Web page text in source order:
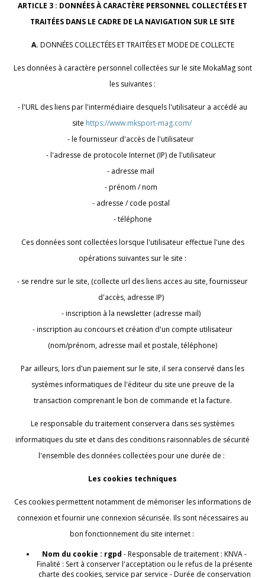
ARTICLE 3 : DONNÉES À CARACTÈRE PERSONNEL COLLECTÉES ET
TRAITÉES DANS LE CADRE DE LA NAVIGATION SUR LE SITE
A. DONNÉES COLLECTÉES ET TRAITÉES ET MODE DE COLLECTE
Les données à caractère personnel collectées sur le site MokaMag sont
les suivantes :
- l'URL des liens par l'intermédiaire desquels l'utilisateur a accédé au
site https://www.mksport-mag.com/
- le fournisseur d'accès de l'utilisateur
- l'adresse de protocole Internet (IP) de l'utilisateur
- adresse mail
- prénom / nom
- adresse / code postal
- téléphone
Ces données sont collectées lorsque l'utilisateur effectue l'une des
opérations suivantes sur le site :
- se rendre sur le site, (collecte url des liens acces au site, fournisseur
d'accès, adresse IP)
- inscription à la newsletter (adresse mail)
- inscription au concours et création d'un compte utilisateur
(nom/prénom, adresse mail et postale, téléphone)
Par ailleurs, lors d'un paiement sur le site, il sera conservé dans les
systèmes informatiques de l'éditeur du site une preuve de la
transaction comprenant le bon de commande et la facture.
Le responsable du traitement conservera dans ses systèmes
informatiques du site et dans des conditions raisonnables de sécurité
l'ensemble des données collectées pour une durée de :
Les cookies techniques
Ces cookies permettent notamment de mémoriser les informations de
connexion et fournir une connexion sécurisée. Ils sont nécessaires au
bon fonctionnement du site internet :
Nom du cookie : rgpd - Responsable de traitement : KNVA -
Finalité : Sert à conserver l'acceptation ou le refus de la présente
charte des cookies, service par service - Durée de conservation